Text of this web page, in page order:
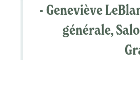
-Geneviève
générale,